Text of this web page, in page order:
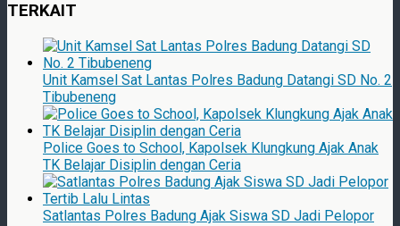
TERKAIT
Unit Kamsel Sat Lantas Polres Badung Datangi SD No. 2
Tibubeneng
Police Goes to School, Kapolsek Klungkung Ajak Anak
TK Belajar Disiplin dengan Ceria
Satlantas Polres Badung Ajak Siswa SD Jadi Pelopor